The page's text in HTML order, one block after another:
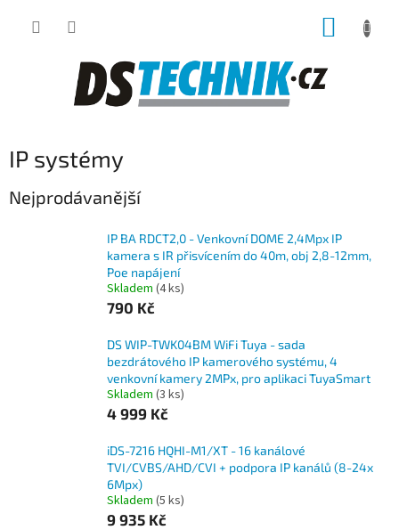
IP systémy
Nejprodávanější
IP BA RDCT2,0 - Venkovní DOME 2,4Mpx IP
kamera s IR přisvícením do 40m, obj 2,8-12mm,
Poe napájení
Skladem (4 ks)
790 Kč
DS WIP-TWK04BM WiFi Tuya - sada
bezdrátového IP kamerového systému, 4
venkovní kamery 2MPx, pro aplikaci TuyaSmart
Skladem (3 ks)
4 999 Kč
iDS-7216 HQHI-M1/XT - 16 kanálové
TVI/CVBS/AHD/CVI + podpora IP kanálů (8-24x
6Mpx)
Skladem (5 ks)
9 935 Kč